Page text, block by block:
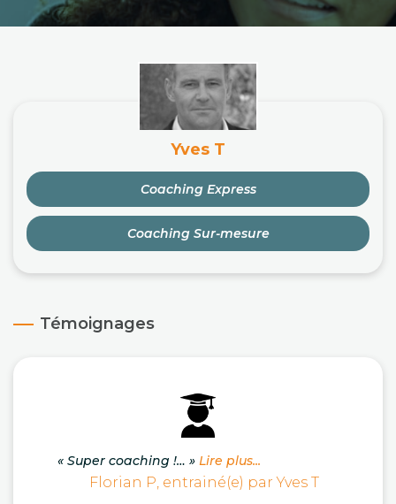
Yves T
Coaching Express
Coaching Sur-mesure
Témoignages
« Super coaching !… » Lire plus...
Florian P, entrainé(e) par Yves T